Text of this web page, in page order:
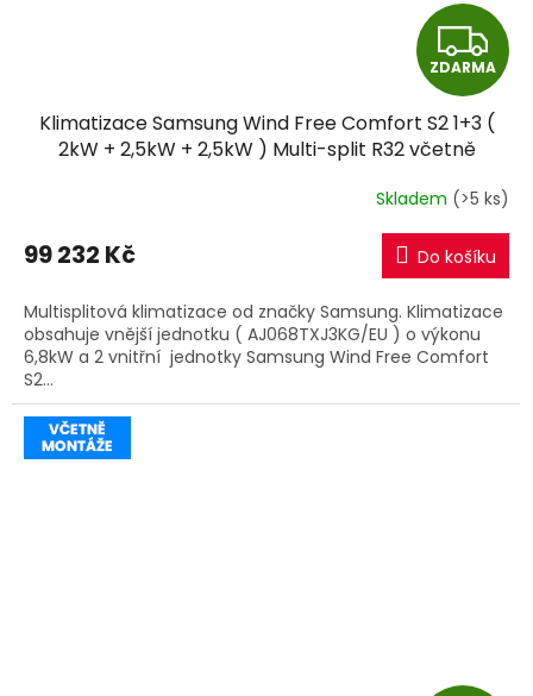
Z
D
A
R
M
A
ZDARMA
Klimatizace Samsung Wind Free Comfort S2 1+3 (
2kW + 2,5kW + 2,5kW ) Multi-split R32 včetně
Skladem (>5 ks)
99 232 Kč Do košíku
Multisplitová klimatizace od značky Samsung. Klimatizace
obsahuje vnější jednotku ( AJ068TXJ3KG/EU ) o výkonu
6,8kW a 2 vnitřní jednotky Samsung Wind Free Comfort
S2...